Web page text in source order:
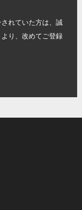
れていた方は、誠
り、改めてご登録